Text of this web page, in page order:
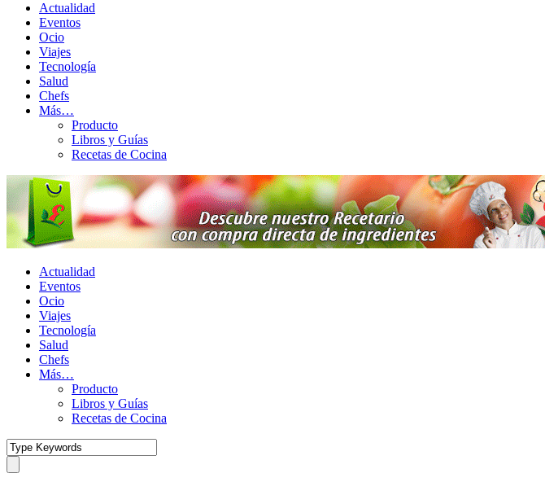
Actualidad
Eventos
Ocio
Viajes
Tecnología
Salud
Chefs
Más…
Producto
Libros y Guías
Recetas de Cocina
Actualidad
Eventos
Ocio
Viajes
Tecnología
Salud
Chefs
Más…
Producto
Libros y Guías
Recetas de Cocina